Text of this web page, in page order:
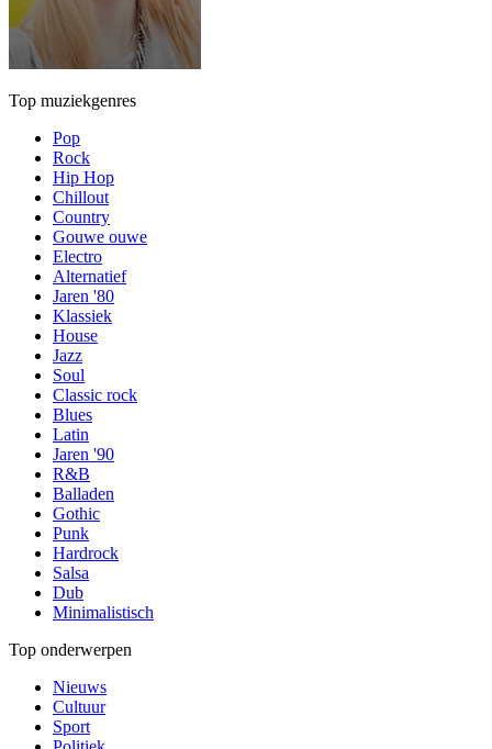
Top muziekgenres
Pop
Rock
Hip Hop
Chillout
Country
Gouwe ouwe
Electro
Alternatief
Jaren '80
Klassiek
House
Jazz
Soul
Classic rock
Blues
Latin
Jaren '90
R&B
Balladen
Gothic
Punk
Hardrock
Salsa
Dub
Minimalistisch
Top onderwerpen
Nieuws
Cultuur
Sport